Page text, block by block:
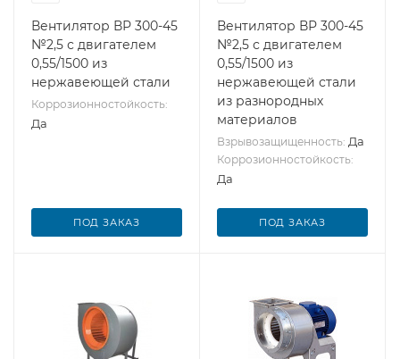
Вентилятор ВР 300-45
№2,5 с двигателем
0,55/1500 из
нержавеющей стали
Коррозионностойкость:
Да
ПОД ЗАКАЗ
Вентилятор ВР 300-45
№2,5 с двигателем
0,55/1500 из
нержавеющей стали
из разнородных
материалов
Взрывозащищенность: Да
Коррозионностойкость:
Да
ПОД ЗАКАЗ